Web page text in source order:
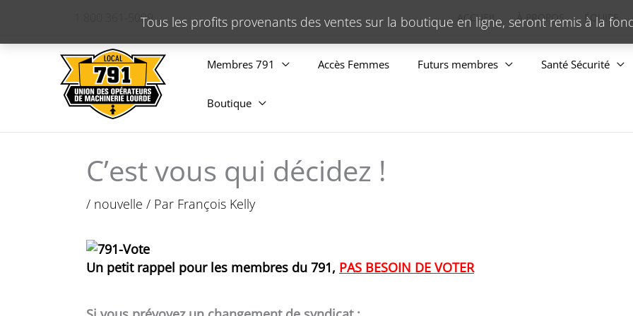
Tous les profits provenants des ventes sur la boutique en ligne, seront remis à la
contenu
1 800 361-5099 ACCUEIL À PROPOS ÉQUIPE
Membres 791 Accès Femmes Futurs membres Santé Sécurité
Boutique
C’est vous qui décidez !
/ nouvelle / Par François Kelly
Un petit rappel pour les membres du 791, PAS BESOIN DE VOTER